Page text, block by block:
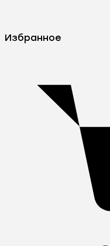
Избранное